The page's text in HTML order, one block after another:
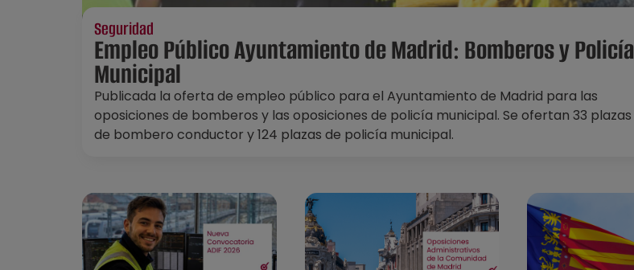
Seguridad
Empleo Público Ayuntamiento de Madrid: Bomberos y Policía
Municipal
Publicada la oferta de empleo público para el Ayuntamiento de Madrid para las
oposiciones de bomberos y las oposiciones de policía municipal. Se ofertan 33 plazas
de bombero conductor y 124 plazas de policía municipal.